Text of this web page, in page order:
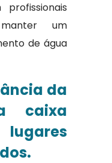
um
de água
da
caixa